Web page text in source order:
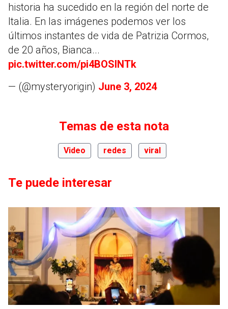
historia ha sucedido en la región del norte de
Italia. En las imágenes podemos ver los
últimos instantes de vida de Patrizia Cormos,
de 20 años, Bianca...
pic.twitter.com/pi4BOSINTk
— (@mysteryorigin) June 3, 2024
Temas de esta nota
Video redes viral
Te puede interesar